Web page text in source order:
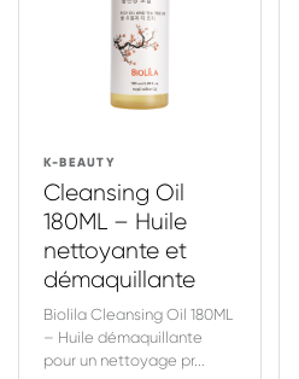
K-BEAUTY
Cleansing Oil
180ML – Huile
nettoyante et
démaquillante
Biolila Cleansing Oil 180ML
– Huile démaquillante
pour un nettoyage pr...